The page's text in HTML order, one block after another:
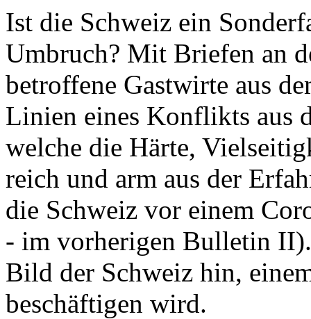
Ist die Schweiz ein
Umbruch? Mit Briefen an
betroffene Gastwirte aus
Linien eines Konflikts aus
welche die Härte,
reich und arm aus der
die Schweiz vor einem
- im vorherigen Bulletin
Bild der Schweiz hin,
beschäftigen wird.